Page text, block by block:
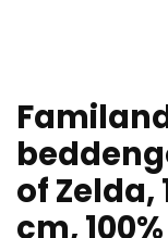
of Zelda,
cm,